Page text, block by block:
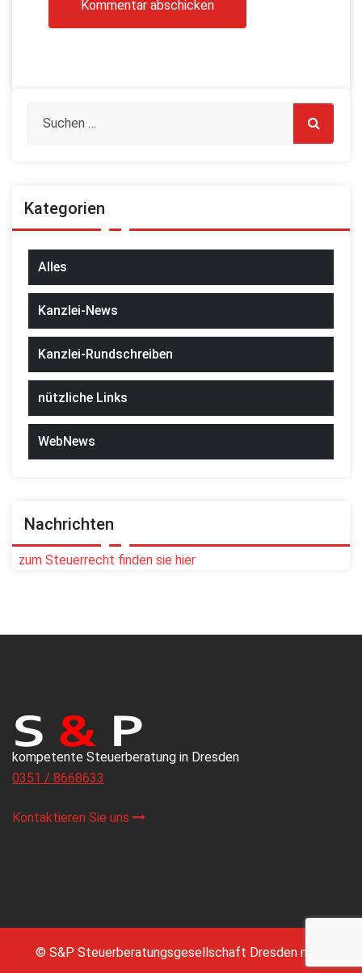
Kategorien
Alles
Kanzlei-News
Kanzlei-Rundschreiben
nützliche Links
WebNews
Nachrichten
zum Steuerrecht finden sie hier
kompetente Steuerberatung in Dresden
0351 / 8668633
Kontaktieren Sie uns
© S&P Steuerberatungsgesellschaft Dresden mbH